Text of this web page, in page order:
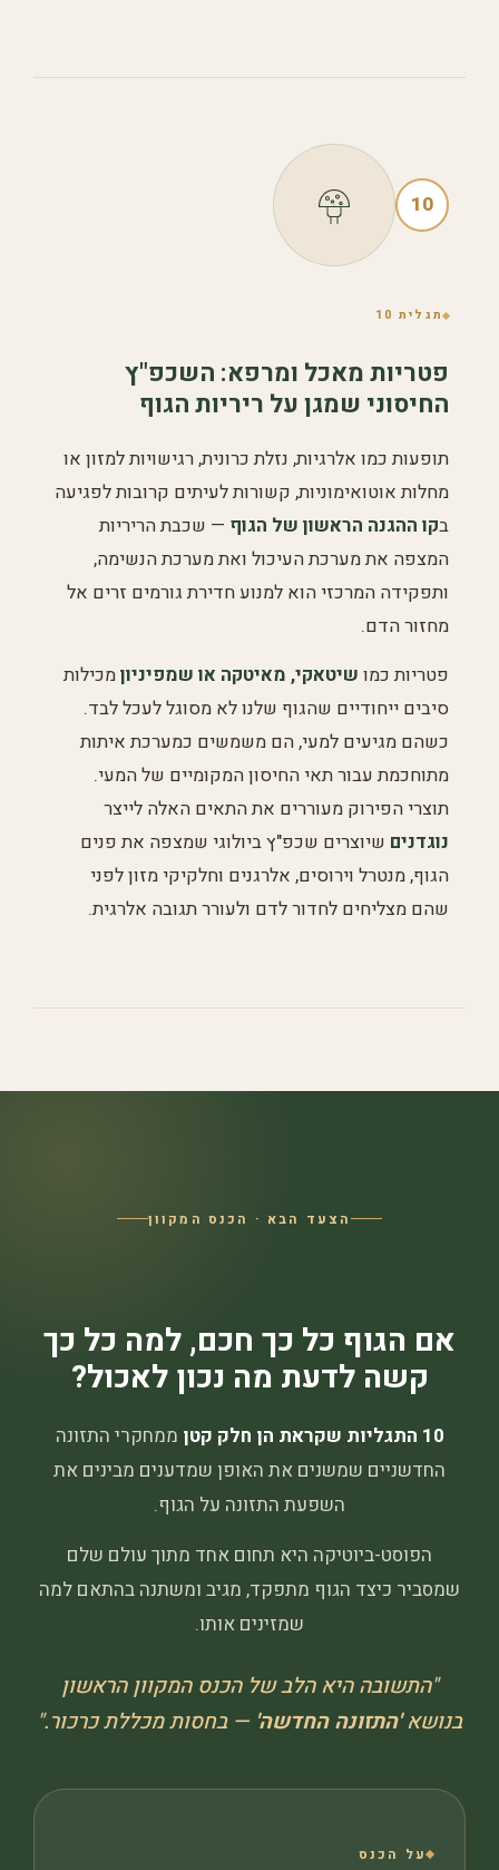
10
תגלית 10
פטריות מאכל ומרפא: השכפ"ץ
החיסוני שמגן על ריריות הגוף
תופעות כמו אלרגיות, נזלת כרונית, רגישויות למזון או
מחלות אוטואימוניות, קשורות לעיתים קרובות לפגיעה
בקו ההגנה הראשון של הגוף — שכבת הריריות
המצפה את מערכת העיכול ואת מערכת הנשימה,
ותפקידה המרכזי הוא למנוע חדירת גורמים זרים אל
מחזור הדם.
פטריות כמו שיטאקי, מאיטקה או שמפיניוןמכילות
סיבים ייחודיים שהגוף שלנו לא מסוגל לעכל לבד.
כשהם מגיעים למעי, הם משמשים כמערכת איתות
מתוחכמת עבור תאי החיסון המקומיים של המעי.
תוצרי הפירוק מעוררים את התאים האלה לייצר
נוגדנים שיוצרים שכפ"ץ ביולוגי שמצפה את פנים
הגוף, מנטרל וירוסים, אלרגנים וחלקיקי מזון לפני
שהם מצליחים לחדור לדם ולעורר תגובה אלרגית.
הצעד הבא · הכנס המקוון
אם הגוף כל כך חכם, למה כל כך
קשה לדעת מה נכון לאכול?
10 התגליות שקראת הן חלק קטן
ממחקרי התזונה
החדשניים שמשנים את האופן שמדענים מבינים את
השפעת התזונה על הגוף.
הפוסט-ביוטיקה היא תחום אחד מתוך עולם שלם
שמסביר כיצד הגוף מתפקד, מגיב ומשתנה בהתאם למה
שמזינים אותו.
"התשובה היא הלב של הכנס המקוון הראשון
בנושא'התזונה החדשה' — בחסות מכללת כרכור."
על הכנס